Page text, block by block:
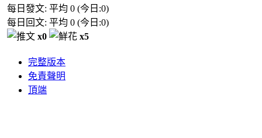
每日發文: 平均 0 (今日:0)
每日回文: 平均 0 (今日:0)
x0
x5
完整版本
免責聲明
頂端